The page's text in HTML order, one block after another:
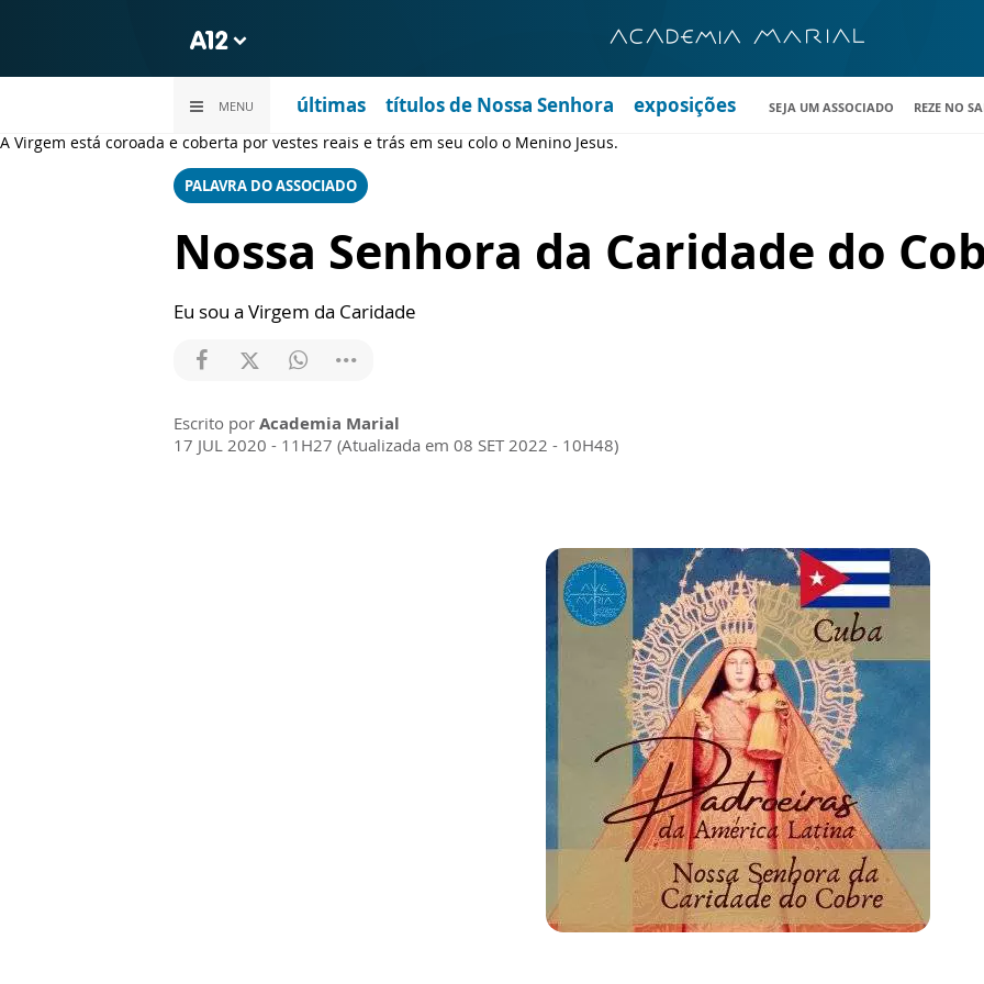
A Virgem está coroada e coberta por vestes reais e trás em seu colo o Menino Jesus.
MENU últimas títulos de Nossa Senhora exposições SEJA UM ASSOCIADO REZE NO
PALAVRA DO ASSOCIADO
Nossa Senhora da Caridade do
Eu sou a Virgem da Caridade
Escrito por Academia Marial
17 JUL 2020 - 11H27 (Atualizada em 08 SET 2022 - 10H48)